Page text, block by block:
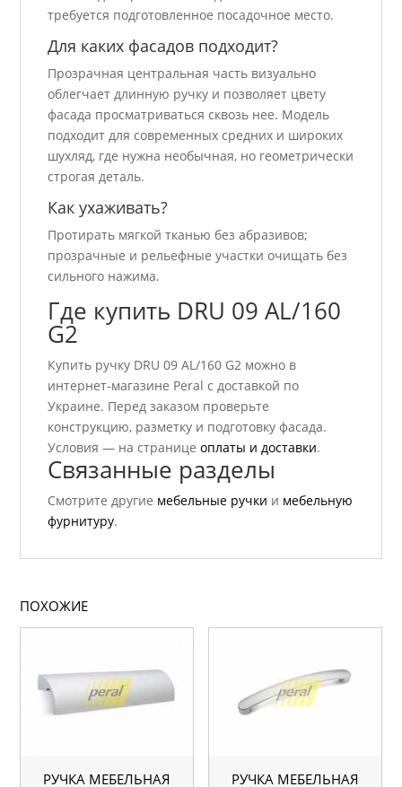
требуется подготовленное посадочное место.
Для каких фасадов подходит?
Прозрачная центральная часть визуально
облегчает длинную ручку и позволяет цвету
фасада просматриваться сквозь нее. Модель
подходит для современных средних и широких
шухляд, где нужна необычная, но геометрически
строгая деталь.
Как ухаживать?
Протирать мягкой тканью без абразивов;
прозрачные и рельефные участки очищать без
сильного нажима.
Где купить DRU 09 AL/160
G2
Купить ручку DRU 09 AL/160 G2 можно в
интернет-магазине Peral с доставкой по
Украине. Перед заказом проверьте
конструкцию, разметку и подготовку фасада.
Условия — на страницеоплаты и доставки.
Связанные разделы
Смотрите другие мебельные ручки и мебельную
фурнитуру.
ПОХОЖИЕ
РУЧКА МЕБЕЛЬНАЯ
РУЧКА МЕБЕЛЬНАЯ